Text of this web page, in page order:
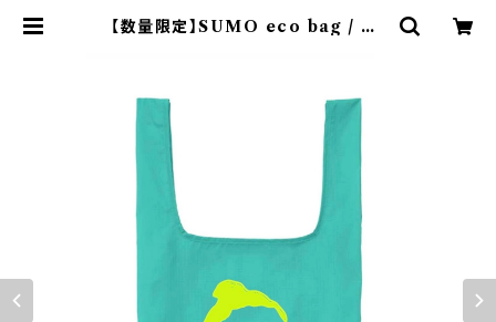
【数量限定】SUMO eco bag / mi